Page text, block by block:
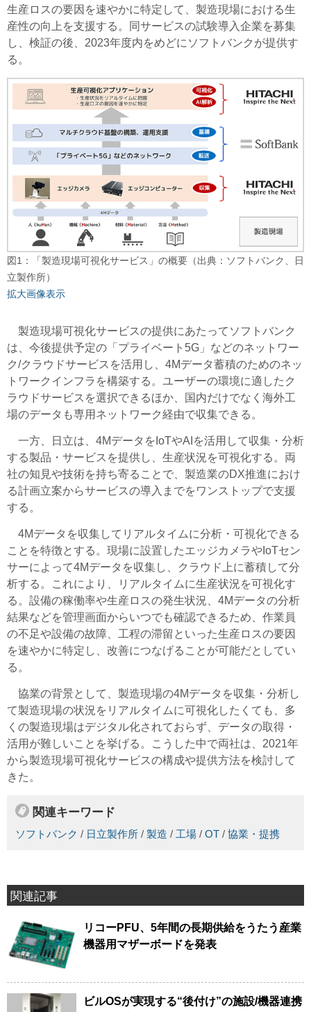
生産ロスの要因を速やかに特定して、製造現場における生
産性の向上を支援する。同サービスの試験導入企業を募集
し、検証の後、2023年度内をめどにソフトバンクが提供す
る。
図1：「製造現場可視化サービス」の概要（出典：ソフトバンク、日
立製作所）
拡大画像表示
製造現場可視化サービスの提供にあたってソフトバンク
は、今後提供予定の「プライベート5G」などのネットワー
ク/クラウドサービスを活用し、4Mデータ蓄積のためのネッ
トワークインフラを構築する。ユーザーの環境に適したク
ラウドサービスを選択できるほか、国内だけでなく海外工
場のデータも専用ネットワーク経由で収集できる。
一方、日立は、4MデータをIoTやAIを活用して収集・分析
する製品・サービスを提供し、生産状況を可視化する。両
社の知見や技術を持ち寄ることで、製造業のDX推進におけ
る計画立案からサービスの導入までをワンストップで支援
する。
4Mデータを収集してリアルタイムに分析・可視化できる
ことを特徴とする。現場に設置したエッジカメラやIoTセン
サーによって4Mデータを収集し、クラウド上に蓄積して分
析する。これにより、リアルタイムに生産状況を可視化す
る。設備の稼働率や生産ロスの発生状況、4Mデータの分析
結果などを管理画面からいつでも確認できるため、作業員
の不足や設備の故障、工程の滞留といった生産ロスの要因
を速やかに特定し、改善につなげることが可能だとしてい
る。
協業の背景として、製造現場の4Mデータを収集・分析し
て製造現場の状況をリアルタイムに可視化したくても、多
くの製造現場はデジタル化されておらず、データの取得・
活用が難しいことを挙げる。こうした中で両社は、2021年
から製造現場可視化サービスの構成や提供方法を検討して
きた。
関連キーワード
ソフトバンク / 日立製作所 / 製造 / 工場 / OT / 協業・提携
関連記事
リコーPFU、5年間の長期供給をうたう産業
機器用マザーボードを発表
ビルOSが実現する“後付け”の施設/機器連携